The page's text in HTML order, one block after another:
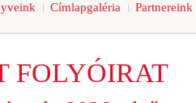
Címlapgaléria Partnereink
FOLYÓIRAT